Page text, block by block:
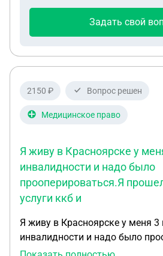
Задать свой
2150 ₽ Вопрос решен
Медицинское право
Я живу в Красноярске у
инвалидности и надо было
прооперироваться.Я
услуги ккб и
Я живу в Красноярске у меня 3
инвалидности и надо было
прошел в платные услуги ккб и